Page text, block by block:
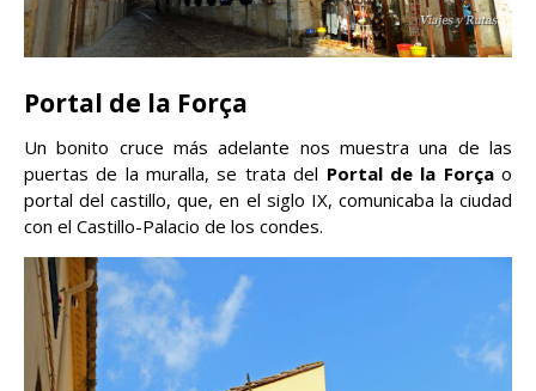
Portal de la Força
Un bonito cruce más adelante nos muestra una de las
puertas de la muralla, se trata del Portal de la Forçao
portal del castillo, que, en el siglo IX, comunicaba la ciudad
con el Castillo-Palacio de los condes.